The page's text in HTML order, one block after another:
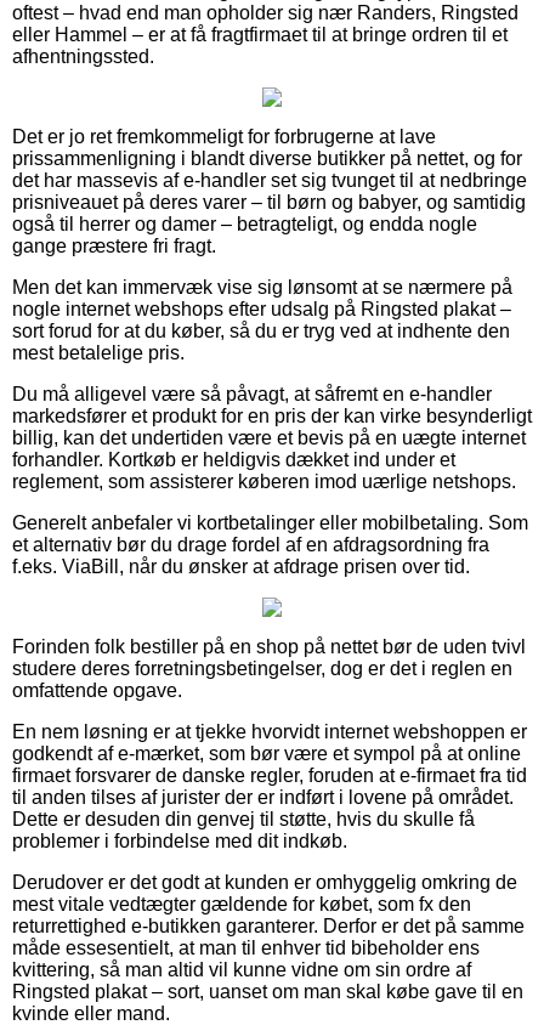
oftest – hvad end man opholder sig nær Randers, Ringsted
eller Hammel – er at få fragtfirmaet til at bringe ordren til et
afhentningssted.
Det er jo ret fremkommeligt for forbrugerne at lave
prissammenligning i blandt diverse butikker på nettet, og for
det har massevis af e-handler set sig tvunget til at nedbringe
prisniveauet på deres varer – til børn og babyer, og samtidig
også til herrer og damer – betragteligt, og endda nogle
gange præstere fri fragt.
Men det kan immervæk vise sig lønsomt at se nærmere på
nogle internet webshops efter udsalg på Ringsted plakat –
sort forud for at du køber, så du er tryg ved at indhente den
mest betalelige pris.
Du må alligevel være så påvagt, at såfremt en e-handler
markedsfører et produkt for en pris der kan virke besynderligt
billig, kan det undertiden være et bevis på en uægte internet
forhandler. Kortkøb er heldigvis dækket ind under et
reglement, som assisterer køberen imod uærlige netshops.
Generelt anbefaler vi kortbetalinger eller mobilbetaling. Som
et alternativ bør du drage fordel af en afdragsordning fra
f.eks. ViaBill, når du ønsker at afdrage prisen over tid.
Forinden folk bestiller på en shop på nettet bør de uden tvivl
studere deres forretningsbetingelser, dog er det i reglen en
omfattende opgave.
En nem løsning er at tjekke hvorvidt internet webshoppen er
godkendt af e-mærket, som bør være et sympol på at online
firmaet forsvarer de danske regler, foruden at e-firmaet fra tid
til anden tilses af jurister der er indført i lovene på området.
Dette er desuden din genvej til støtte, hvis du skulle få
problemer i forbindelse med dit indkøb.
Derudover er det godt at kunden er omhyggelig omkring de
mest vitale vedtægter gældende for købet, som fx den
returrettighed e-butikken garanterer. Derfor er det på samme
måde essesentielt, at man til enhver tid bibeholder ens
kvittering, så man altid vil kunne vidne om sin ordre af
Ringsted plakat – sort, uanset om man skal købe gave til en
kvinde eller mand.